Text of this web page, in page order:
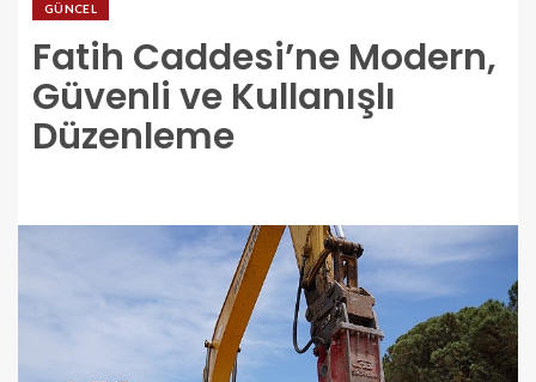
GÜNCEL
Fatih Caddesi’ne Modern,
Güvenli ve Kullanışlı
Düzenleme